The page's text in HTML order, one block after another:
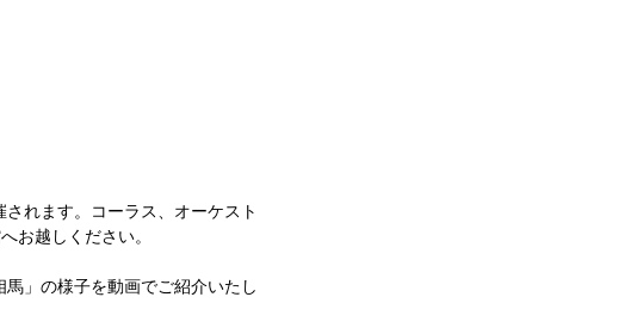
れます。コーラス、オーケスト
お越しください。
」の様子を動画でご紹介いたし